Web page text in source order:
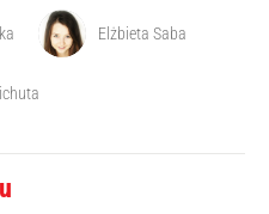
Elżbieta Saba